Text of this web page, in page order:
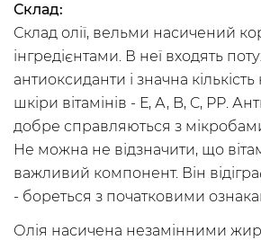
Склад:
Склад олії, вельми насичений
інгредієнтами. В неї входять
антиоксиданти і значна
шкіри вітамінів - Е, А, B, C, PP.
добре справляються з
Не можна не відзначити, що
важливий компонент. Він
- бореться з початковими
Олія насичена незамінними